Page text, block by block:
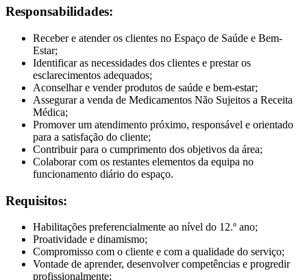
Responsabilidades:
Receber e atender os clientes no Espaço de Saúde e Bem-
Estar;
Identificar as necessidades dos clientes e prestar os
esclarecimentos adequados;
Aconselhar e vender produtos de saúde e bem-estar;
Assegurar a venda de Medicamentos Não Sujeitos a Receita
Médica;
Promover um atendimento próximo, responsável e orientado
para a satisfação do cliente;
Contribuir para o cumprimento dos objetivos da área;
Colaborar com os restantes elementos da equipa no
funcionamento diário do espaço.
Requisitos:
Habilitações preferencialmente ao nível do 12.º ano;
Proatividade e dinamismo;
Compromisso com o cliente e com a qualidade do serviço;
Vontade de aprender, desenvolver competências e progredir
profissionalmente;